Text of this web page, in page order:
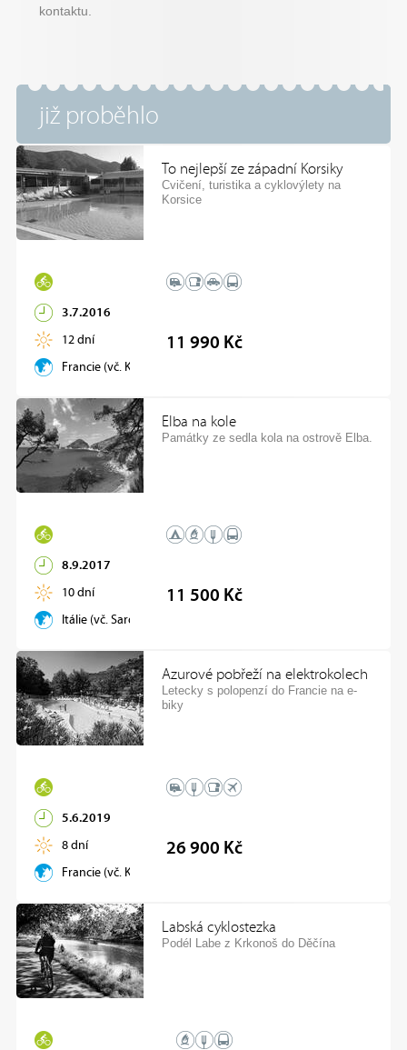
kontaktu.
již proběhlo
To nejlepší ze západní Korsiky
Cvičení, turistika a cyklovýlety na
Korsice
3.7.2016
12 dní
Francie (vč. Korsiky)
11 990 Kč
Elba na kole
Památky ze sedla kola na ostrově Elba.
8.9.2017
10 dní
Itálie (vč. Sardinie, Elba)
11 500 Kč
Azurové pobřeží na elektrokolech
Letecky s polopenzí do Francie na e-
biky
5.6.2019
8 dní
Francie (vč. Korsiky)
26 900 Kč
Labská cyklostezka
Podél Labe z Krkonoš do Děčína